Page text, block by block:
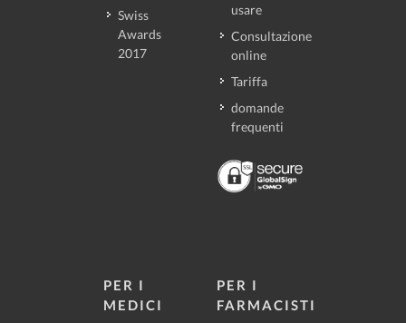
Swiss
Awards
2017
usare
Consultazione
online
Tariffa
domande
frequenti
PER I
MEDICI
PER I
FARMACISTI